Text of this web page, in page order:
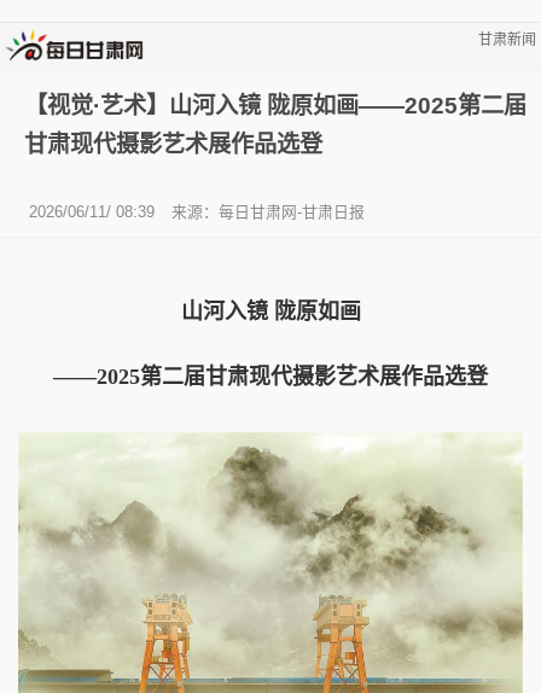
甘肃新闻
【视觉·艺术】山河入镜 陇原如画——2025第二届
甘肃现代摄影艺术展作品选登
2026/06/11/ 08:39 来源：每日甘肃网-甘肃日报
山河入镜 陇原如画
——2025第二届甘肃现代摄影艺术展作品选登